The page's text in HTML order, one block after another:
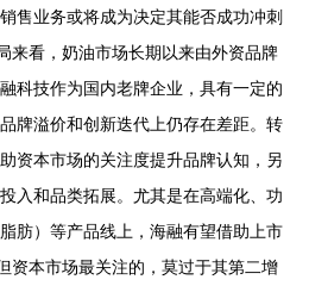
售业务或将成为决定其能否成功冲刺
来看，奶油市场长期以来由外资品牌
科技作为国内老牌企业，具有一定的
牌溢价和创新迭代上仍存在差距。转
资本市场的关注度提升品牌认知，另
入和品类拓展。尤其是在高端化、功
肪）等产品线上，海融有望借助上市
资本市场最关注的，莫过于其第二增